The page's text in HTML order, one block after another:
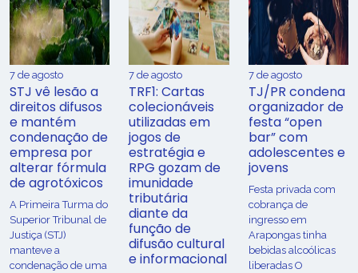
7 de agosto
STJ vê lesão a
direitos difusos
e mantém
condenação de
empresa por
alterar fórmula
de agrotóxicos
​A Primeira Turma do
Superior Tribunal de
Justiça (STJ)
manteve a
condenação de uma
7 de agosto
TRF1: Cartas
colecionáveis
utilizadas em
jogos de
estratégia e
RPG gozam de
imunidade
tributária
diante da
função de
difusão cultural
e informacional
7 de agosto
TJ/PR condena
organizador de
festa “open
bar” com
adolescentes e
jovens
Festa privada com
cobrança de
ingresso em
Arapongas tinha
bebidas alcoólicas
liberadas O